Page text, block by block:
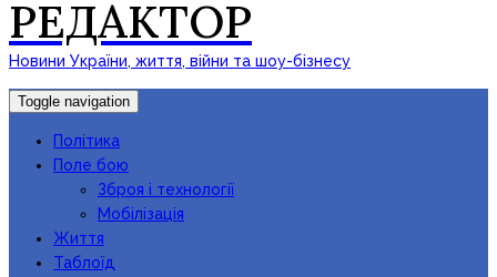
РЕДАКТОР
Новини України, життя, війни та шоу-бізнесу
Toggle navigation
Політика
Поле бою
Зброя і технології
Мобілізація
Життя
Таблоїд